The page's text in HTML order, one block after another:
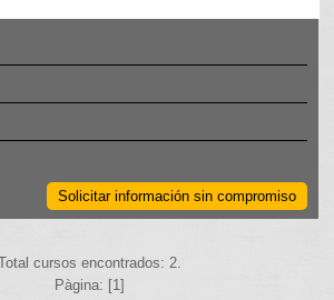
Solicitar información sin compromiso
cursos encontrados: 2.
Pàgina: [1]